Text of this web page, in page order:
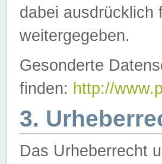
dabei ausdrücklich
weitergegeben.
Gesonderte
finden: http://
3.
Das Urheberrecht